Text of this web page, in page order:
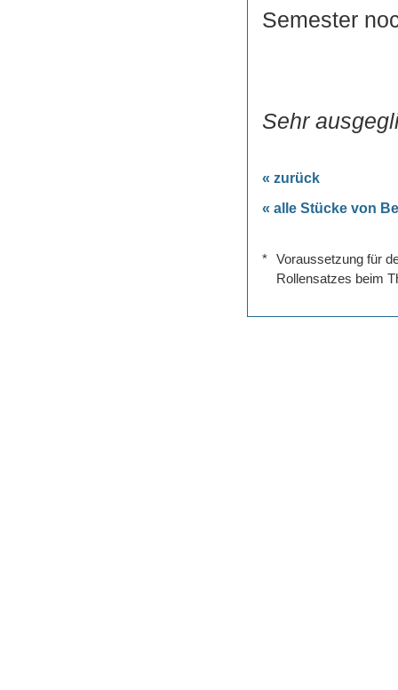
Semester
Sehr
« zurück
« alle Stücke von
*
Voraussetzung für
Rollensatzes beim